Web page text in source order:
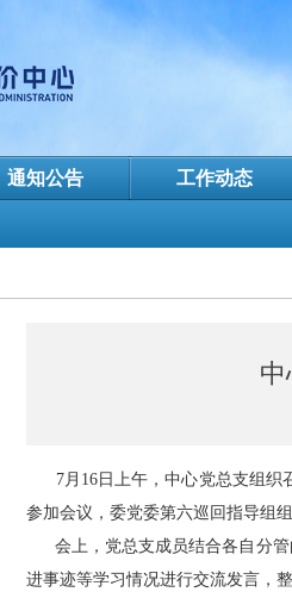
通知公告 工作动态
7月16日上午，中心党总支组织
参加会议，委党委第六巡回指导组
会上，党总支成员结合各自分
进事迹等学习情况进行交流发言，